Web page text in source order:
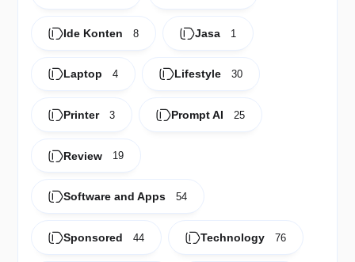
Ide Konten 8 Jasa 1
Laptop 4 Lifestyle 30
Printer 3 Prompt AI 25
Review 19
Software and Apps 54
Sponsored 44 Technology 76